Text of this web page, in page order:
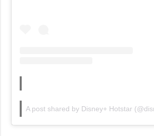
A post shared by Disney+ Hotstar